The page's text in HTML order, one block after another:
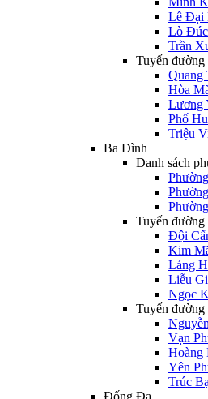
Lê Đại
Lò Đúc
Trần
Tuyến đường
Quang
Hòa
Lương
Phố
Triệu
Ba Đình
Danh sách
Tuyến đường
Đội
Kim
Láng
Liễu
Ngọc
Tuyến đường
Vạn
Hoàng
Yên
Trúc
Đống Đa